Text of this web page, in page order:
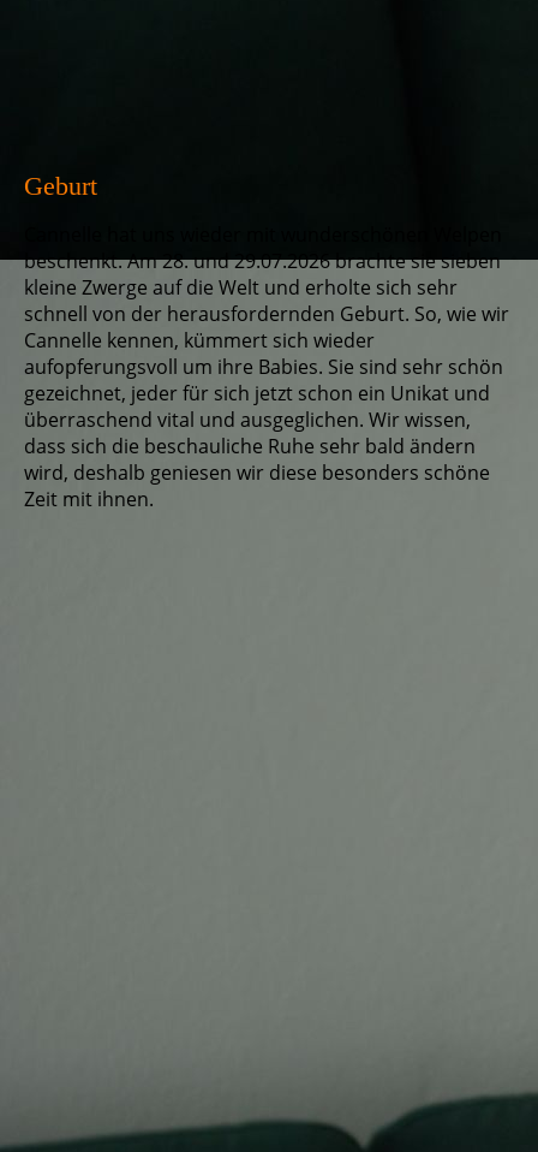
Geburt
beschenkt. Am 28. und 29.07.2026 brachte sie sieben
kleine Zwerge auf die Welt und erholte sich sehr
schnell von der herausfordernden Geburt. So, wie wir
Cannelle kennen, kümmert sich wieder
aufopferungsvoll um ihre Babies. Sie sind sehr schön
gezeichnet, jeder für sich jetzt schon ein Unikat und
überraschend vital und ausgeglichen. Wir wissen,
dass sich die beschauliche Ruhe sehr bald ändern
wird, deshalb geniesen wir diese besonders schöne
Zeit mit ihnen.